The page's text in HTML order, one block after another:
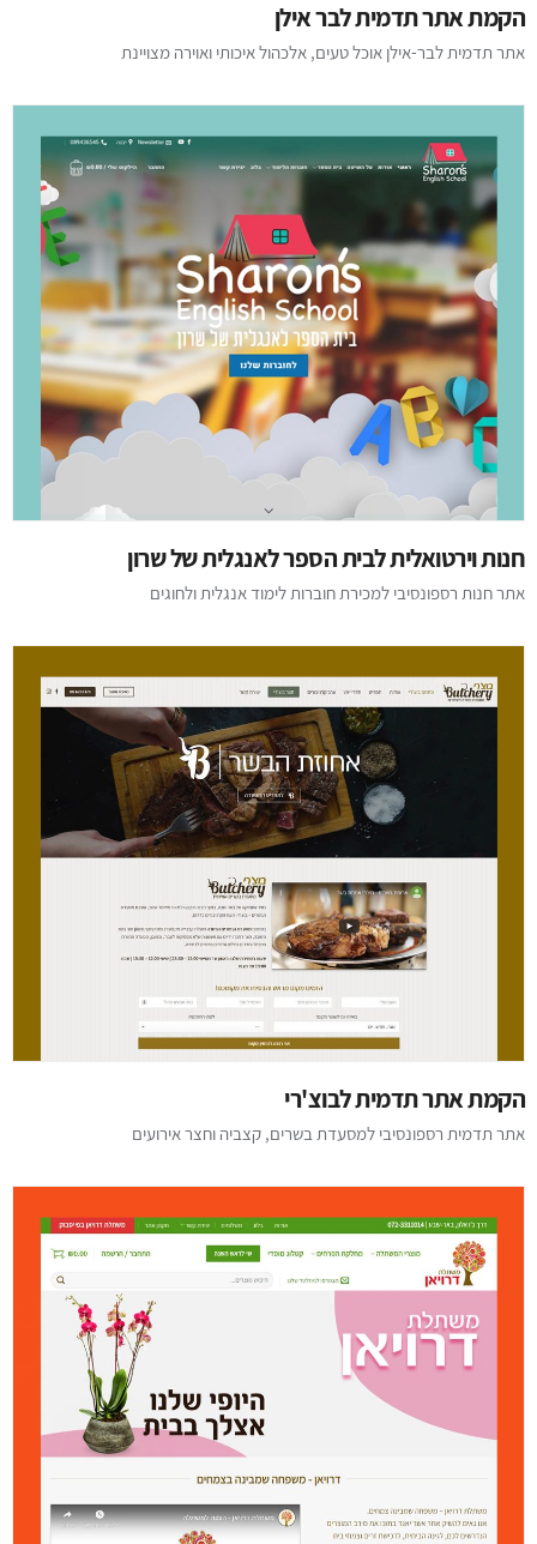
הקמת אתר תדמית לבר אילן
אתר תדמית לבר-אילן אוכל טעים, אלכהול איכותי ואוירה מצויינת
חנות וירטואלית לבית הספר לאנגלית של שרון
אתר חנות רספונסיבי למכירת חוברות לימוד אנגלית ולחוגים
הקמת אתר תדמית לבוצ'רי
אתר תדמית רספונסיבי למסעדת בשרים, קצביה וחצר אירועים